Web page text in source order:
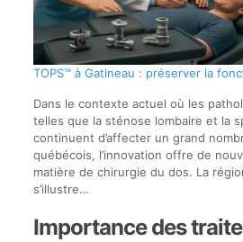
TOPS™ à Gatineau : préserver la
Dans le contexte actuel où les
telles que la sténose lombaire et la
continuent d’affecter un grand
québécois, l’innovation offre de
matière de chirurgie du dos. La
s’illustre…
Importance des